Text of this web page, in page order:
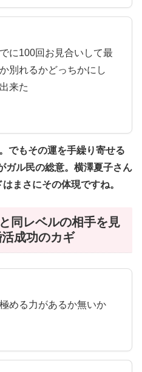
に100回お見合いして最
別れるかどっちかにし
来た
でもその運を手繰り寄せる
ガル民の総意。横澤夏子さん
まさにその体現ですね。
同レベルの相手を見
成功のカギ
める力があるか無いか